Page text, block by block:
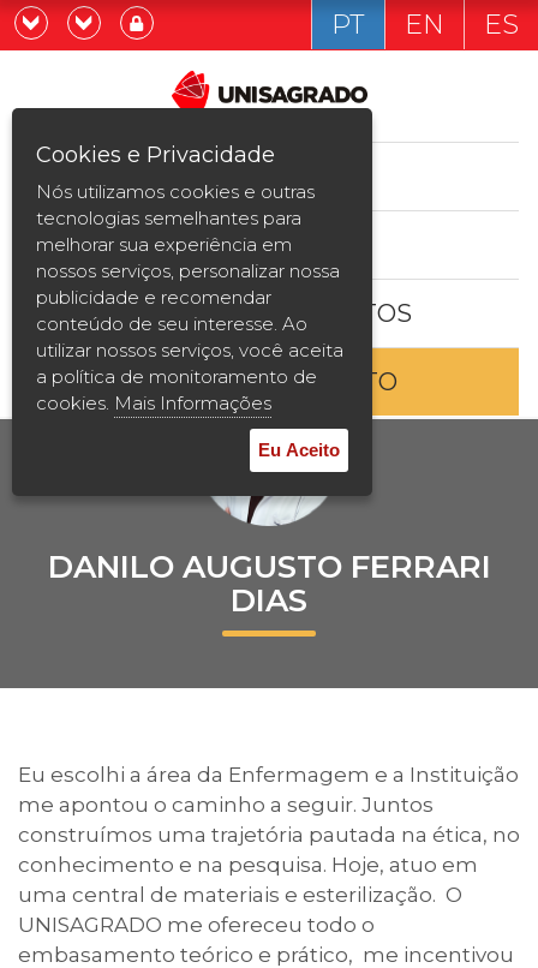
Graduação
Pós-graduação e MBA
Curta Duração
Vestibular
2ª Graduação
Transferência
Reingresso
Prouni
Desconto de pontualidade
Biblioteca
Calendário acadêmico
Internacionalização
UATI
Já sou estudande
Quero ser estudante
PT EN ES
ESTUDE AQUI
BOLSAS E DESCONTOS
ENTRE EM CONTATO
DANILO AUGUSTO FERRARI
DIAS
Eu escolhi a área da Enfermagem e a Instituição
me apontou o caminho a seguir. Juntos
construímos uma trajetória pautada na ética, no
conhecimento e na pesquisa. Hoje, atuo em
uma central de materiais e esterilização. O
UNISAGRADO me ofereceu todo o
embasamento teórico e prático, me incentivou
Cookies e Privacidade
Nós utilizamos cookies e outras
tecnologias semelhantes para
melhorar sua experiência em
nossos serviços, personalizar nossa
publicidade e recomendar
conteúdo de seu interesse. Ao
utilizar nossos serviços, você aceita
a política de monitoramento de
cookies. Mais Informações
Eu Aceito